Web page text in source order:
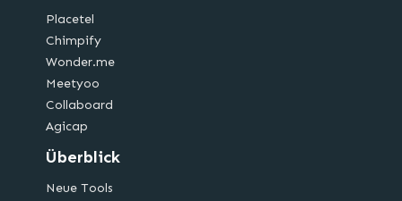
Placetel
Chimpify
Wonder.me
Meetyoo
Collaboard
Agicap
Überblick
Neue Tools